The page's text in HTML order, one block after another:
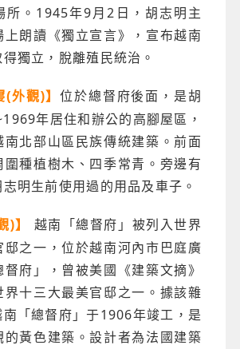
所。1945年9月2日，胡志明主
上朗讀《獨立宣言》，宣布越南
獨立，脫離殖民統治。
(外觀)】位於總督府後面，是胡
年居住和辦公的高腳屋區，
南北部山區民族傳統建築。前面
圍種植樹木、四季常青。旁邊有
明生前使用過的用品及車子。
)】
越南「總督府」被列入世界
邸之一，位於越南河內市巴庭廣
府」，曾被美國《建築文摘》
界十三大最美官邸之一。據該雜
「總督府」于1906年竣工，是
的黃色建築。設計者為法國建築